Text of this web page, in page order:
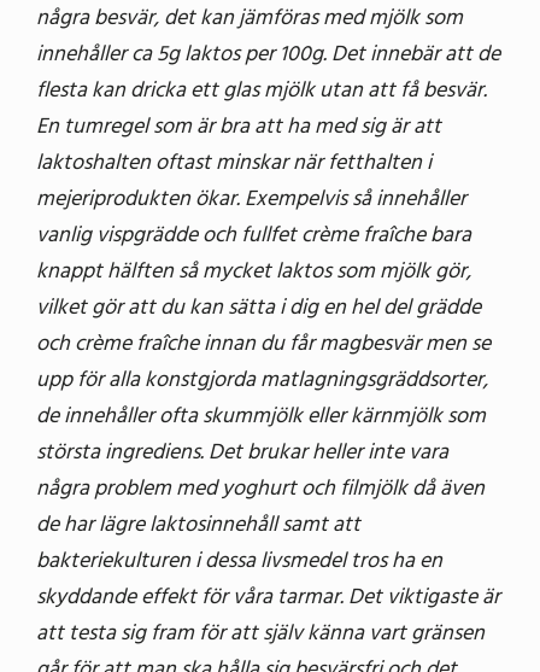
några besvär, det kan jämföras med mjölk som
innehåller ca 5g laktos per 100g. Det innebär att de
flesta kan dricka ett glas mjölk utan att få besvär.
En tumregel som är bra att ha med sig är att
laktoshalten oftast minskar när fetthalten i
mejeriprodukten ökar. Exempelvis så innehåller
vanlig vispgrädde och fullfet crème fraîche bara
knappt hälften så mycket laktos som mjölk gör,
vilket gör att du kan sätta i dig en hel del grädde
och crème fraîche innan du får magbesvär men se
upp för alla konstgjorda matlagningsgräddsorter,
de innehåller ofta skummjölk eller kärnmjölk som
största ingrediens. Det brukar heller inte vara
några problem med yoghurt och filmjölk då även
de har lägre laktosinnehåll samt att
bakteriekulturen i dessa livsmedel tros ha en
skyddande effekt för våra tarmar. Det viktigaste är
att testa sig fram för att själv känna vart gränsen